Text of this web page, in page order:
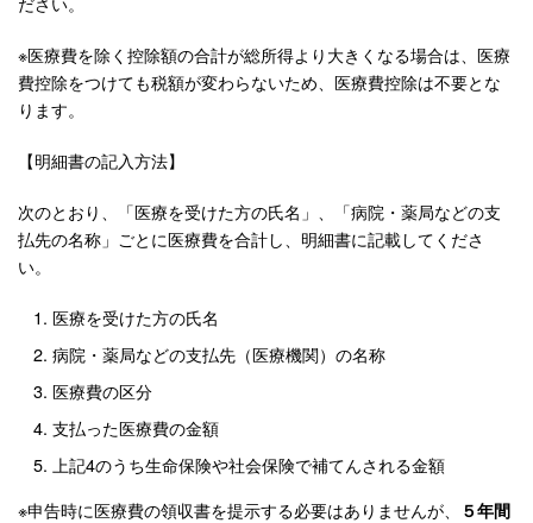
※医療費を除く控除額の合計が総所得より大きくなる場合は、医療
費控除をつけても税額が変わらないため、医療費控除は不要とな
ります。
【明細書の記入方法】
次のとおり、「医療を受けた方の氏名」、「病院・薬局などの支
払先の名称」ごとに医療費を合計し、明細書に記載してくださ
い。
医療を受けた方の氏名
病院・薬局などの支払先（医療機関）の名称
医療費の区分
支払った医療費の金額
上記4のうち生命保険や社会保険で補てんされる金額
※申告時に医療費の領収書を提示する必要はありませんが、
５年間